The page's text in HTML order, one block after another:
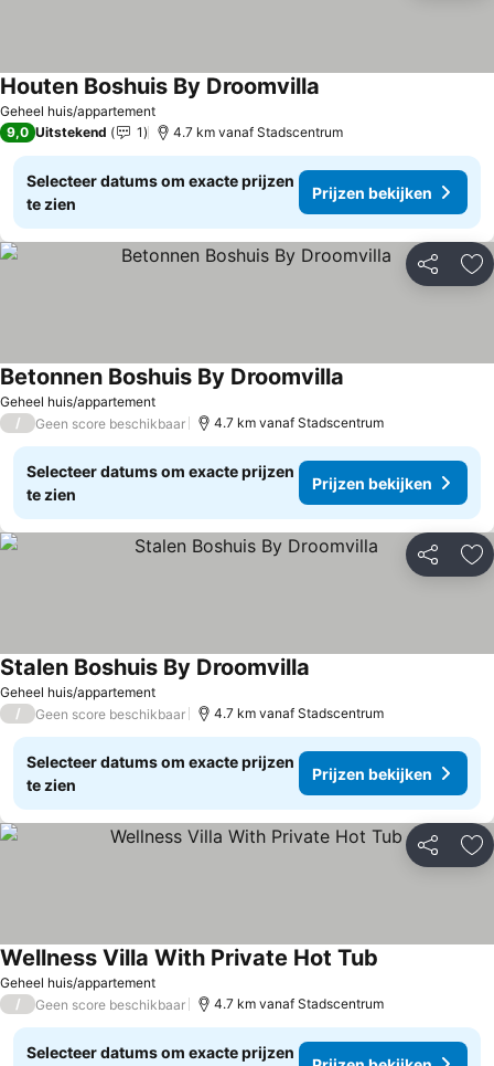
Geheel huis/appartement
Houten Boshuis By Droomvilla
9,0 Uitstekend 1 4.7 km vanaf Stadscentrum
Selecteer datums om exacte prijzen
te zien
Prijzen bekijken
Delen
Geheel huis/appartement
Betonnen Boshuis By Droomvilla
/ Geen score beschikbaar 4.7 km vanaf Stadscentrum
Selecteer datums om exacte prijzen
te zien
Prijzen bekijken
Delen
Geheel huis/appartement
Stalen Boshuis By Droomvilla
/ Geen score beschikbaar 4.7 km vanaf Stadscentrum
Selecteer datums om exacte prijzen
te zien
Prijzen bekijken
Delen
Geheel huis/appartement
Wellness Villa With Private Hot Tub
/ Geen score beschikbaar 4.7 km vanaf Stadscentrum
Selecteer datums om exacte prijzen